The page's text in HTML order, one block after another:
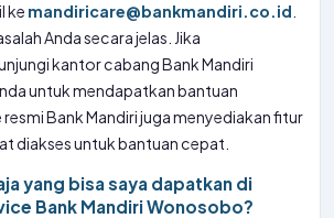
ke mandiricare@bankmandiri.co.id
Anda secara jelas. Jika
kantor cabang Bank Mandiri
untuk mendapatkan bantuan
Bank Mandiri juga menyediakan fitur
diakses untuk bantuan cepat.
yang bisa saya dapatkan di
Bank Mandiri Wonosobo?